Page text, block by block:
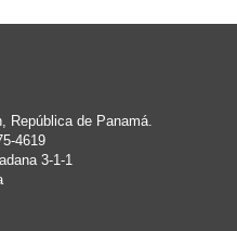
República de Panamá.
4619
3-1-1